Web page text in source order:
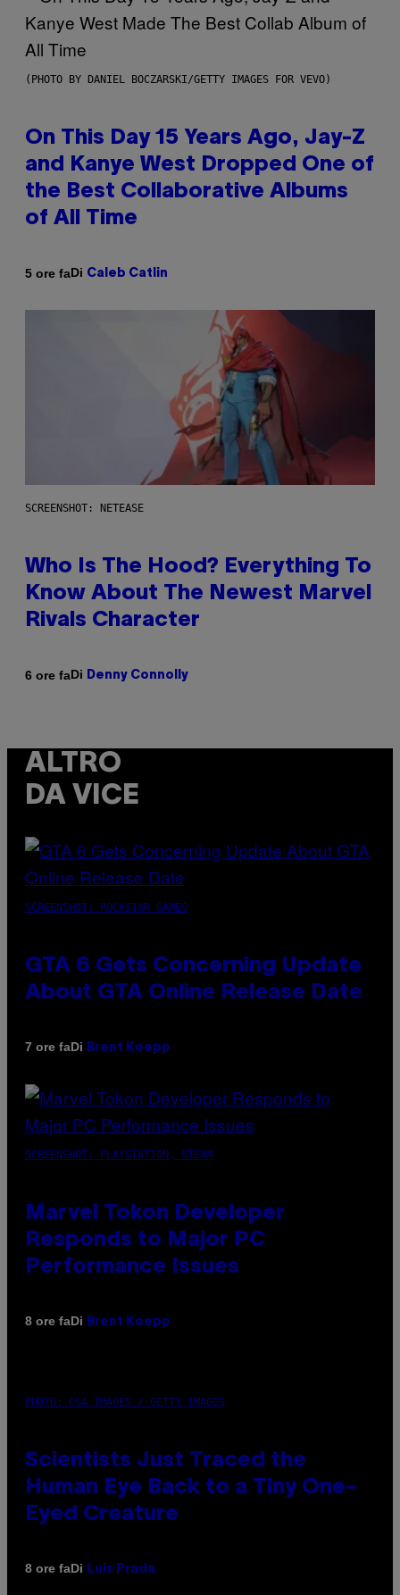
(PHOTO BY DANIEL BOCZARSKI/GETTY IMAGES FOR VEVO)
On This Day 15 Years Ago, Jay-Z
and Kanye West Dropped One of
the Best Collaborative Albums
of All Time
5 ore faDi Caleb Catlin
SCREENSHOT: NETEASE
Who Is The Hood? Everything To
Know About The Newest Marvel
Rivals Character
6 ore faDi Denny Connolly
ALTRO
DA VICE
SCREENSHOT: ROCKSTAR GAMES
GTA 6 Gets Concerning Update
About GTA Online Release Date
7 ore faDi Brent Koepp
SCREENSHOT: PLAYSTATION, STEAM
Marvel Tokon Developer
Responds to Major PC
Performance Issues
8 ore faDi Brent Koepp
PHOTO: CSA IMAGES / GETTY IMAGES
Scientists Just Traced the
Human Eye Back to a Tiny One-
Eyed Creature
8 ore faDi Luis Prada